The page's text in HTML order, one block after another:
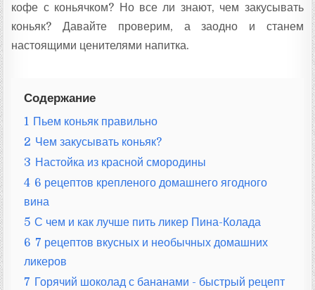
кофе с коньячком? Но все ли знают, чем закусывать
коньяк? Давайте проверим, а заодно и станем
настоящими ценителями напитка.
Содержание
1 Пьем коньяк правильно
2 Чем закусывать коньяк?
3 Настойка из красной смородины
4 6 рецептов крепленого домашнего ягодного
вина
5 С чем и как лучше пить ликер Пина-Колада
6 7 рецептов вкусных и необычных домашних
ликеров
7 Горячий шоколад с бананами - быстрый рецепт